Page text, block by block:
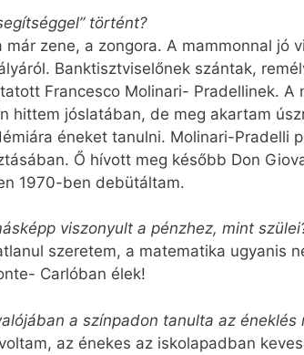
történt?
zene, a zongora. A mammonnal jó
Banktisztviselőnek szántak,
Francesco Molinari- Pradellinek. A
hittem jóslatában, de meg akartam
éneket tanulni. Molinari-Pradelli
Ő hívott meg később Don
1970-ben debütáltam.
viszonyult a pénzhez, mint
szeretem, a matematika ugyanis
Carlóban élek!
a színpadon tanulta az éneklés
az énekes az iskolapadban